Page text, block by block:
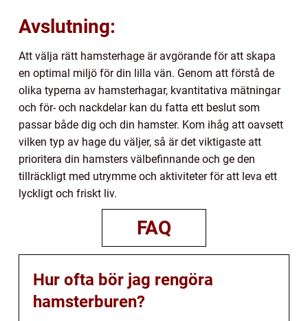
Avslutning:
Att välja rätt hamsterhage är avgörande för att skapa
en optimal miljö för din lilla vän. Genom att förstå de
olika typerna av hamsterhagar, kvantitativa mätningar
och för- och nackdelar kan du fatta ett beslut som
passar både dig och din hamster. Kom ihåg att oavsett
vilken typ av hage du väljer, så är det viktigaste att
prioritera din hamsters välbefinnande och ge den
tillräckligt med utrymme och aktiviteter för att leva ett
lyckligt och friskt liv.
FAQ
Hur ofta bör jag rengöra
hamsterburen?